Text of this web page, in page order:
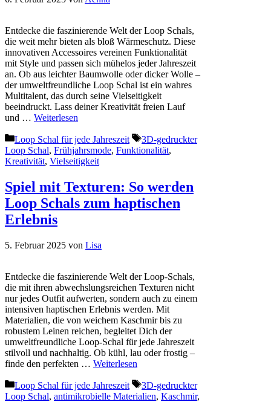
Entdecke die faszinierende Welt der Loop Schals,
die weit mehr bieten als bloß Wärmeschutz. Diese
innovativen Accessoires vereinen Funktionalität
mit Style und passen sich mühelos jeder Jahreszeit
an. Ob aus leichter Baumwolle oder dicker Wolle –
der umweltfreundliche Loop Schal ist ein wahres
Multitalent, das durch seine Vielseitigkeit
beeindruckt. Lass deiner Kreativität freien Lauf
und … Weiterlesen
Kategorien
Loop Schal für jede Jahreszeit Schlagwörter
3D-gedruckter
Loop Schal, Frühjahrsmode, Funktionalität,
Kreativität, Vielseitigkeit
Spiel mit Texturen: So werden
Loop Schals zum haptischen
Erlebnis
5. Februar 2025 von Lisa
Entdecke die faszinierende Welt der Loop-Schals,
die mit ihren abwechslungsreichen Texturen nicht
nur jedes Outfit aufwerten, sondern auch zu einem
intensiven haptischen Erlebnis werden. Mit
Materialien, die von weichem Kaschmir bis zu
robustem Leinen reichen, begleitet Dich der
umweltfreundliche Loop-Schal für jede Jahreszeit
stilvoll und nachhaltig. Ob kühl, lau oder frostig –
finde den perfekten … Weiterlesen
Kategorien
Loop Schal für jede Jahreszeit Schlagwörter
3D-gedruckter
Loop Schal, antimikrobielle Materialien, Kaschmir,